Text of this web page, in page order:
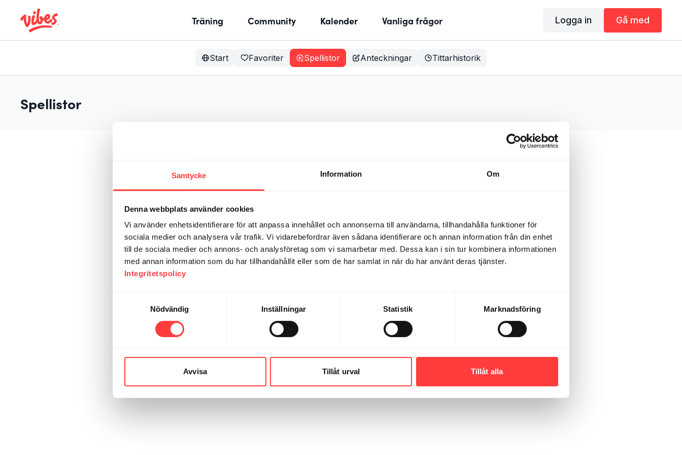
Samtycke Information Om
Denna webbplats använder cookies
Vi använder enhetsidentifierare för att anpassa innehållet och annonserna till användarna, tillhandahålla funktioner för
sociala medier och analysera vår trafik. Vi vidarebefordrar även sådana identifierare och annan information från din enhet
till de sociala medier och annons- och analysföretag som vi samarbetar med. Dessa kan i sin tur kombinera informationen
med annan information som du har tillhandahållit eller som de har samlat in när du har använt deras tjänster.
Integritetspolicy
Nödvändig
Inställningar Statistik Marknadsföring
Avvisa Tillåt urval Tillåt alla
Träning Community Kalender Vanliga frågor Logga in Gå med
Start Favoriter Spellistor Anteckningar Tittarhistorik
Spellistor
Du har inga spellistor ännu. Bli medlem och skapa
din första spellista.